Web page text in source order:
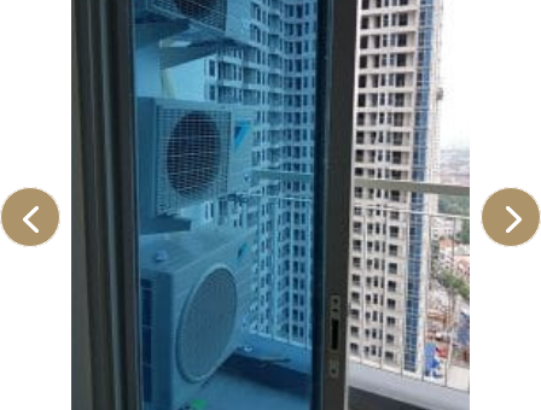
PEMASANGAN AC FLOOR
STANDING 10 PK UNTUK
BALLROOM